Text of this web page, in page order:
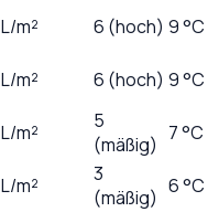
L/m² 6 (hoch) 9 °C
L/m² 6 (hoch) 9 °C
L/m²
5
(mäßig) 7 °C
L/m²
3
(mäßig) 6 °C